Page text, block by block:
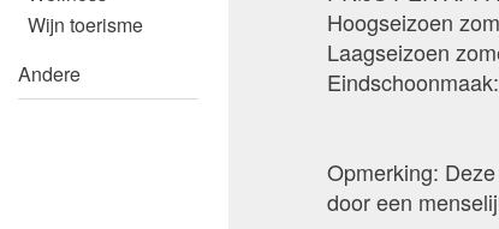
Wijn toerisme
Andere
Hoogseizoen
Laagseizoen
Opmerking:
door een